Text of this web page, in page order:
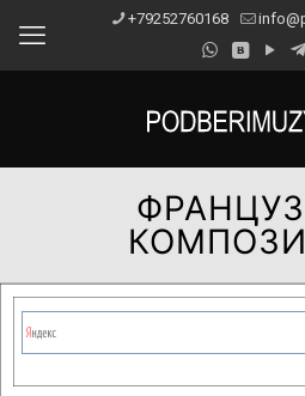
+79252760168